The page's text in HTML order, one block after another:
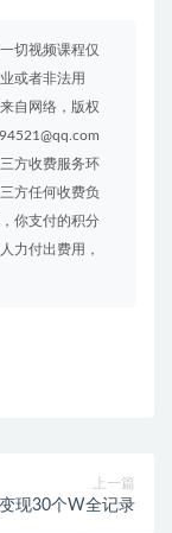
切视频课程仅
或者非法用
自网络，版权
方收费服务环
方任何收费负
你支付的积分
力付出费用，
上一篇
现30个W全记录